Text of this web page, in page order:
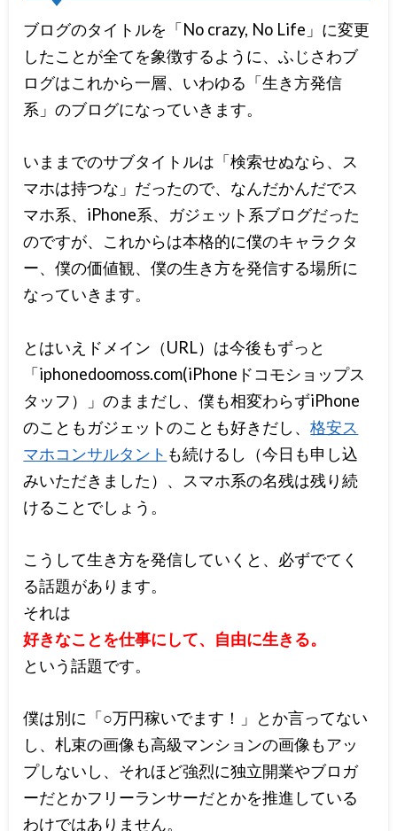
ブログのタイトルを「No crazy, No Life」に変更
したことが全てを象徴するように、ふじさわブ
ログはこれから一層、いわゆる「生き方発信
系」のブログになっていきます。
いままでのサブタイトルは「検索せぬなら、ス
マホは持つな」だったので、なんだかんだでス
マホ系、iPhone系、ガジェット系ブログだった
のですが、これからは本格的に僕のキャラクタ
ー、僕の価値観、僕の生き方を発信する場所に
なっていきます。
とはいえドメイン（URL）は今後もずっと
「iphonedoomoss.com(iPhoneドコモショップス
タッフ）」のままだし、僕も相変わらずiPhone
のこともガジェットのことも好きだし、格安ス
マホコンサルタント も続けるし（今日も申し込
みいただきました）、スマホ系の名残は残り続
けることでしょう。
こうして生き方を発信していくと、必ずでてく
る話題があります。
それは
好きなことを仕事にして、自由に生きる。
という話題です。
僕は別に「○万円稼いでます！」とか言ってない
し、札束の画像も高級マンションの画像もアッ
プしないし、それほど強烈に独立開業やブロガ
ーだとかフリーランサーだとかを推進している
わけではありません。